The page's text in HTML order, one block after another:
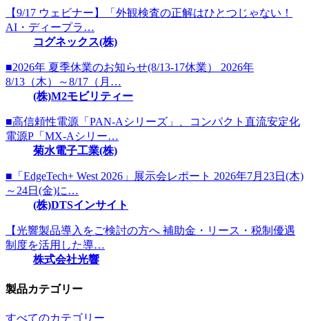
【9/17 ウェビナー】「外観検査の正解はひとつじゃない！
AI・ディープラ…
コグネックス(株)
■2026年 夏季休業のお知らせ(8/13-17休業） 2026年
8/13（木）～8/17（月…
(株)M2モビリティー
■高信頼性電源「PAN-Aシリーズ」、コンパクト直流安定化
電源P「MX-Aシリー…
菊水電子工業(株)
■「EdgeTech+ West 2026」展示会レポート 2026年7月23日(木)
～24日(金)に…
(株)DTSインサイト
【光響製品導入をご検討の方へ 補助金・リース・税制優遇
制度を活用した導…
株式会社光響
製品カテゴリー
すべてのカテゴリー